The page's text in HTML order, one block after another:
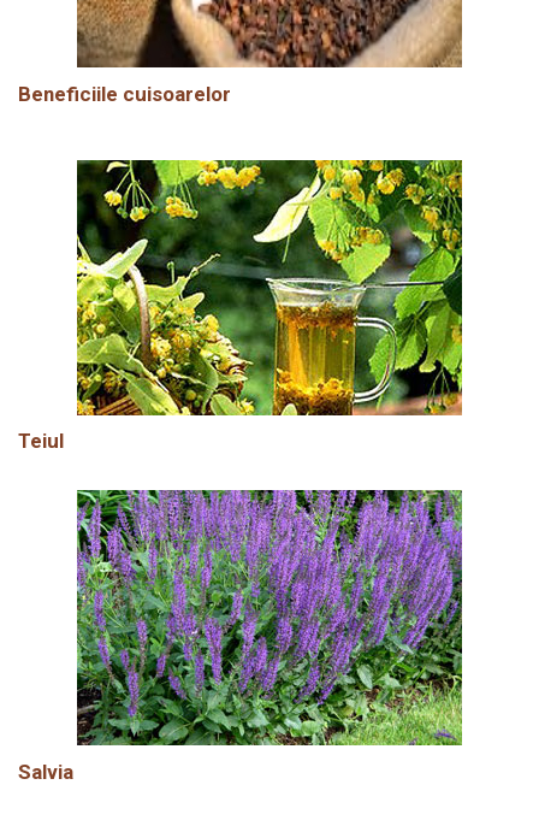
Beneficiile cuisoarelor
Teiul
Salvia